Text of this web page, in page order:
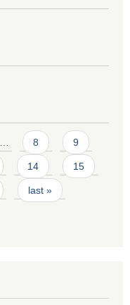
… 8 9
14 15
last »